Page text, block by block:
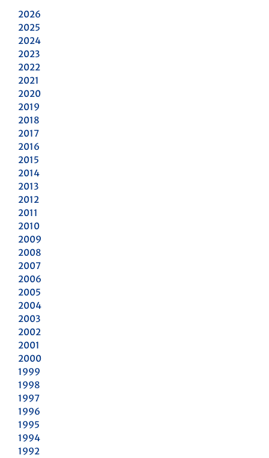
2026
2025
2024
2023
2022
2021
2020
2019
2018
2017
2016
2015
2014
2013
2012
2011
2010
2009
2008
2007
2006
2005
2004
2003
2002
2001
2000
1999
1998
1997
1996
1995
1994
1992